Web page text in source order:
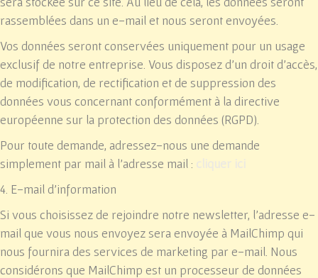
rassemblées dans un e-mail et nous seront envoyées.
Vos données seront conservées uniquement pour un usage
exclusif de notre entreprise. Vous disposez d’un droit d’accès,
de modification, de rectification et de suppression des
données vous concernant conformément à la directive
européenne sur la protection des données (RGPD).
Pour toute demande, adressez-nous une demande
simplement par mail à l’adresse mail :
4. E-mail d'information
Si vous choisissez de rejoindre notre newsletter, l'adresse e-
mail que vous nous envoyez sera envoyée à MailChimp qui
nous fournira des services de marketing par e-mail. Nous
considérons que MailChimp est un processeur de données